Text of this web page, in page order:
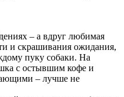
– а вдруг любимая
и скрашивания ожидания,
пуку собаки. На
с остывшим кофе и
– лучше не